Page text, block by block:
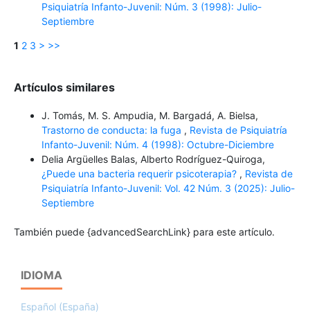
Psiquiatría Infanto-Juvenil: Núm. 3 (1998): Julio-
Septiembre
1 2 3 > >>
Artículos similares
J. Tomás, M. S. Ampudia, M. Bargadá, A. Bielsa,
Trastorno de conducta: la fuga , Revista de Psiquiatría
Infanto-Juvenil: Núm. 4 (1998): Octubre-Diciembre
Delia Argüelles Balas, Alberto Rodríguez-Quiroga,
¿Puede una bacteria requerir psicoterapia? , Revista de
Psiquiatría Infanto-Juvenil: Vol. 42 Núm. 3 (2025): Julio-
Septiembre
También puede {advancedSearchLink} para este artículo.
IDIOMA
Español (España)